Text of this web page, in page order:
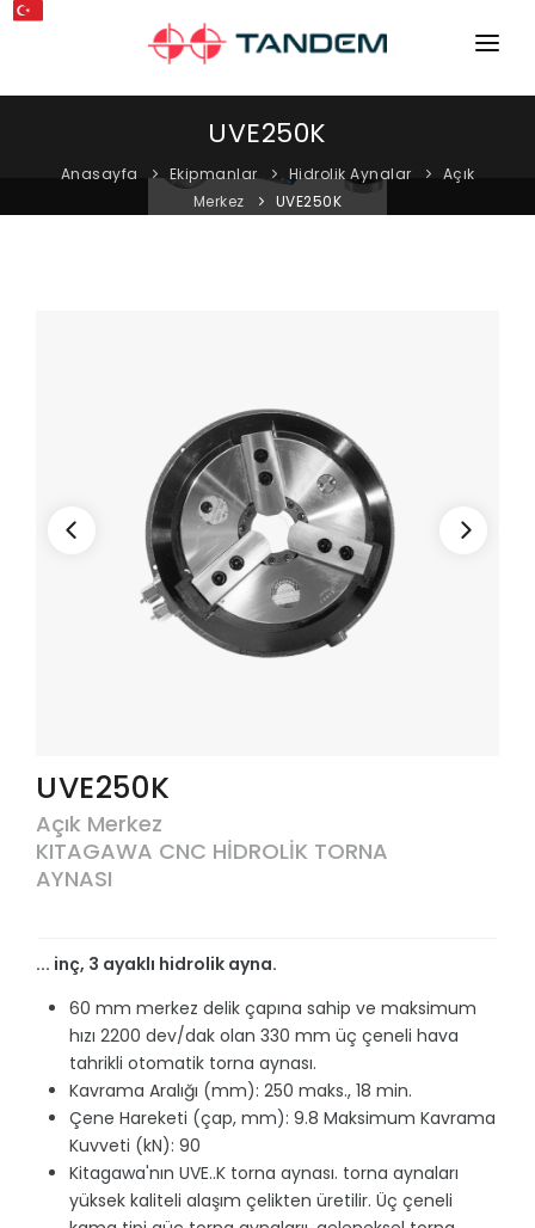
ANA SAYFA
SERVIS
UVE250K
Anasayfa Ekipmanlar Hidrolik Aynalar
Açık
Merkez
UVE250K
UVE250K
Açık Merkez
KITAGAWA CNC HİDROLİK TORNA
AYNASI
... inç, 3 ayaklı hidrolik ayna.
60 mm merkez delik çapına sahip ve maksimum
hızı 2200 dev/dak olan 330 mm üç çeneli hava
tahrikli otomatik torna aynası.
Kavrama Aralığı (mm): 250 maks., 18 min.
Çene Hareketi (çap, mm): 9.8 Maksimum Kavrama
Kuvveti (kN): 90
Kitagawa'nın UVE..K torna aynası. torna aynaları
yüksek kaliteli alaşım çelikten üretilir. Üç çeneli